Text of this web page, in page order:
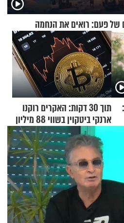
פעם: רואים את הנחמה
תוך 30 דקות: האקרים רוקנו
ארנקי ביטקוין בשווי 88 מיליון
דולר